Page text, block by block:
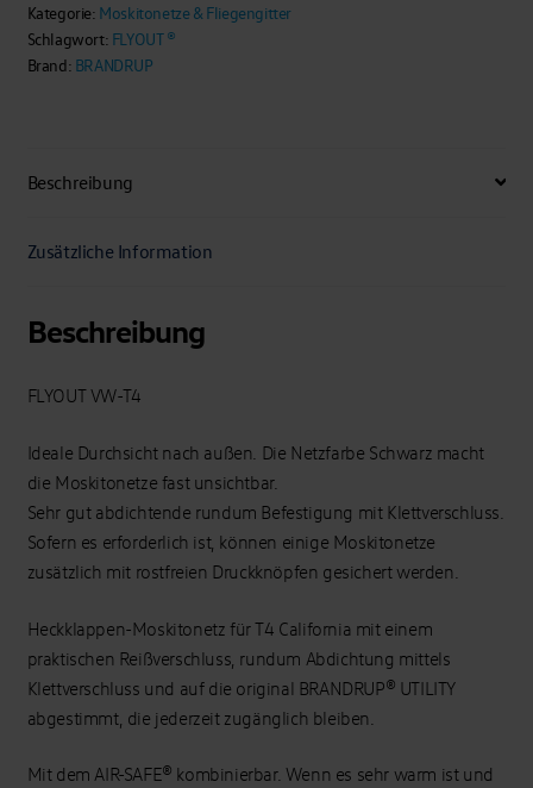
nur
VW-
T4
Kategorie: Moskitonetze & Fliegengitter
Schlagwort: FLYOUT ®
Brand: BRANDRUP
Beschreibung
Zusätzliche Information
Beschreibung
FLYOUT VW-T4
Ideale Durchsicht nach außen. Die Netzfarbe Schwarz macht
die Moskitonetze fast unsichtbar.
Sehr gut abdichtende rundum Befestigung mit Klettverschluss.
Sofern es erforderlich ist, können einige Moskitonetze
zusätzlich mit rostfreien Druckknöpfen gesichert werden.
Heckklappen-Moskitonetz für T4 California mit einem
praktischen Reißverschluss, rundum Abdichtung mittels
Klettverschluss und auf die original BRANDRUP® UTILITY
abgestimmt, die jederzeit zugänglich bleiben.
Mit dem AIR-SAFE® kombinierbar. Wenn es sehr warm ist und